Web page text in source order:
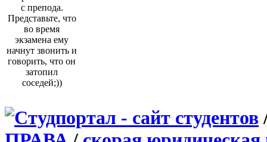
с препода.
Представьте, что
во время
экзамена ему
начнут звонить и
говорить, что он
затопил
соседей;))